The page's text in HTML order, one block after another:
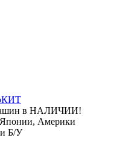
в НАЛИЧИИ!
Америки
Б/У